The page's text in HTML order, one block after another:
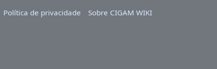
Política de privacidade
Sobre CIGAM WIKI